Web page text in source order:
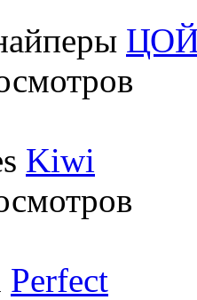
Kiwi
Perfect